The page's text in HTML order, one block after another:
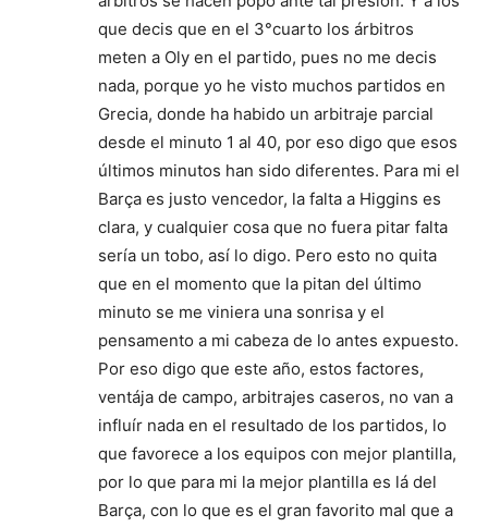
que decis que en el 3°cuarto los árbitros
meten a Oly en el partido, pues no me decis
nada, porque yo he visto muchos partidos en
Grecia, donde ha habido un arbitraje parcial
desde el minuto 1 al 40, por eso digo que esos
últimos minutos han sido diferentes. Para mi el
Barça es justo vencedor, la falta a Higgins es
clara, y cualquier cosa que no fuera pitar falta
sería un tobo, así lo digo. Pero esto no quita
que en el momento que la pitan del último
minuto se me viniera una sonrisa y el
pensamento a mi cabeza de lo antes expuesto.
Por eso digo que este año, estos factores,
ventája de campo, arbitrajes caseros, no van a
influír nada en el resultado de los partidos, lo
que favorece a los equipos con mejor plantilla,
por lo que para mi la mejor plantilla es lá del
Barça, con lo que es el gran favorito mal que a